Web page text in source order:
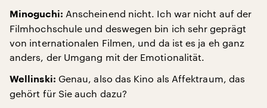
Minoguchi: Anscheinend nicht. Ich war nicht auf der
Filmhochschule und deswegen bin ich sehr geprägt
von internationalen Filmen, und da ist es ja eh ganz
anders, der Umgang mit der Emotionalität.
Wellinski: Genau, also das Kino als Affektraum, das
gehört für Sie auch dazu?